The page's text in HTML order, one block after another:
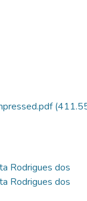
Rodrigues dos
Rodrigues dos